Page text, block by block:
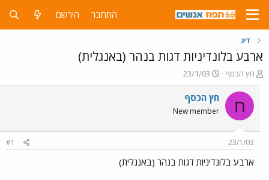
התחבר הירשם
דיג
ארבע בלונדיניות דגות בנהר (באנגלית)
פ
ו
ת
ח
ה
ש
א
חץ הכסף
פ
ו
ר
ס
ם
ר
23/1/03
ח חץ הכסף
New member
23/1/03
#1
ארבע בלונדיניות דגות בנהר (באנגלית)